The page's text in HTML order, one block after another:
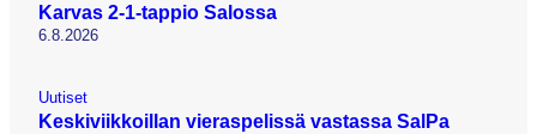
Karvas 2-1-tappio Salossa
6.8.2026
Uutiset
Keskiviikkoillan vieraspelissä vastassa SalPa